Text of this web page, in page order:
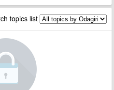
topics list